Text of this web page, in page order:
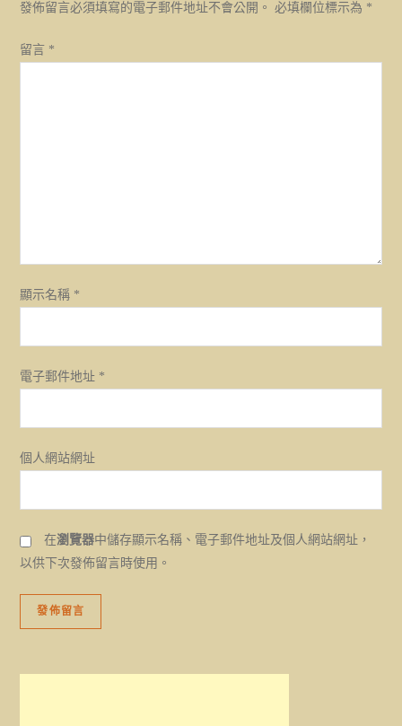
發佈留言必須填寫的電子郵件地址不會公開。 必填欄位標示為 *
留言 *
顯示名稱 *
電子郵件地址 *
個人網站網址
在瀏覽器中儲存顯示名稱、電子郵件地址及個人網站網址，
以供下次發佈留言時使用。